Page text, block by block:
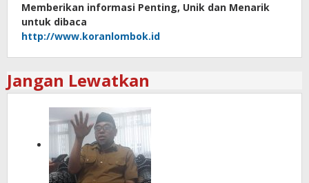
Memberikan informasi Penting, Unik dan Menarik
untuk dibaca
http://www.koranlombok.id
Jangan Lewatkan